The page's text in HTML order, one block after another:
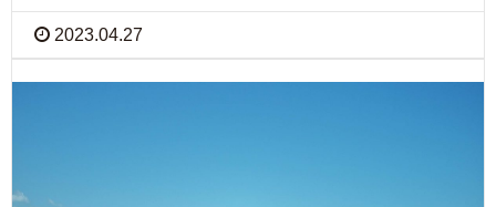
2023.04.27